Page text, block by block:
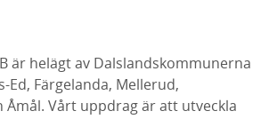
är helägt av Dalslandskommunerna
Ed, Färgelanda, Mellerud,
Åmål. Vårt uppdrag är att utveckla